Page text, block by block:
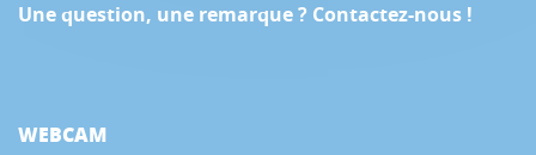
Une question, une remarque ? Contactez-nous !
WEBCAM